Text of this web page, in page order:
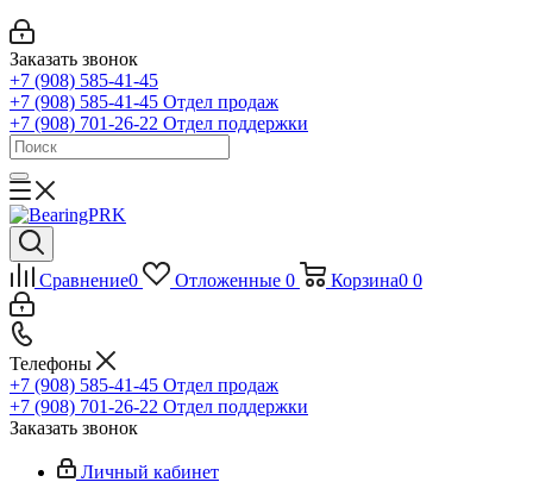
Заказать звонок
+7 (908) 585-41-45
+7 (908) 585-41-45 Отдел продаж
+7 (908) 701-26-22 Отдел поддержки
Сравнение0 Отложенные 0 Корзина0 0
Телефоны
+7 (908) 585-41-45 Отдел продаж
+7 (908) 701-26-22 Отдел поддержки
Заказать звонок
Личный кабинет